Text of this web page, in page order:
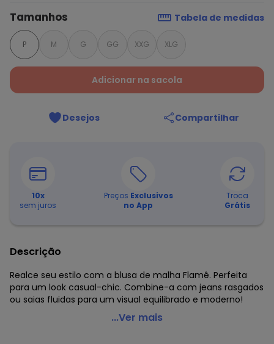
Tamanhos Tabela de medidas
P M G GG XXG XLG
Adicionar na sacola
Desejos Compartilhar
10x
sem juros
Preços Exclusivos
no App
Troca
Grátis
Descrição
Realce seu estilo com a blusa de malha Flamê. Perfeita
para um look casual-chic. Combine-a com jeans rasgados
ou saias fluidas para um visual equilibrado e moderno!
Quintess - Blusa Cinza em Malha Flamê
...Ver mais